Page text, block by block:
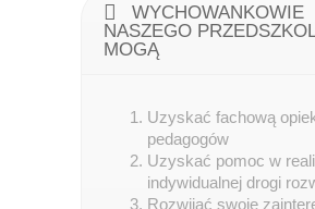
WYCHOWANKOWIE
NASZEGO
MOGĄ
Uzyskać fachową
pedagogów
Uzyskać pomoc w
indywidualnej drogi
Rozwijać swoje